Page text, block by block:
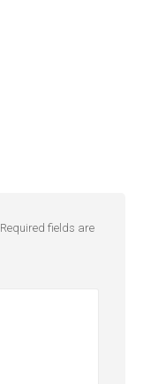
Required fields are